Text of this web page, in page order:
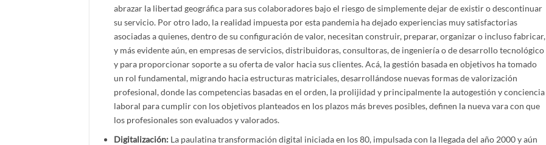
abrazar la libertad geográfica para sus colaboradores bajo el riesgo de simplemente dejar de existir o descontinuar
su servicio. Por otro lado, la realidad impuesta por esta pandemia ha dejado experiencias muy satisfactorias
asociadas a quienes, dentro de su configuración de valor, necesitan construir, preparar, organizar o incluso fabricar,
y más evidente aún, en empresas de servicios, distribuidoras, consultoras, de ingeniería o de desarrollo tecnológico
y para proporcionar soporte a su oferta de valor hacia sus clientes. Acá, la gestión basada en objetivos ha tomado
un rol fundamental, migrando hacia estructuras matriciales, desarrollándose nuevas formas de valorización
profesional, donde las competencias basadas en el orden, la prolijidad y principalmente la autogestión y conciencia
laboral para cumplir con los objetivos planteados en los plazos más breves posibles, definen la nueva vara con que
los profesionales son evaluados y valorados.
Digitalización: La paulatina transformación digital iniciada en los 80, impulsada con la llegada del año 2000 y aún